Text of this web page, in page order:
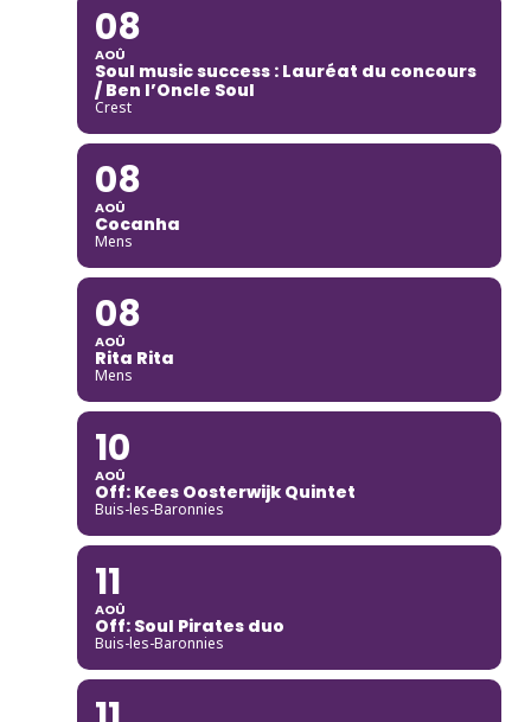
08
AOÛ
Soul music success : Lauréat du concours
/ Ben l’Oncle Soul
Crest
08
AOÛ
Cocanha
Mens
08
AOÛ
Rita Rita
Mens
10
AOÛ
Off: Kees Oosterwijk Quintet
Buis-les-Baronnies
11
AOÛ
Off: Soul Pirates duo
Buis-les-Baronnies